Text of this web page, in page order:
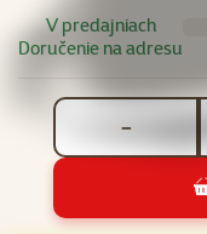
V predajniach
Doručenie na adresu
−